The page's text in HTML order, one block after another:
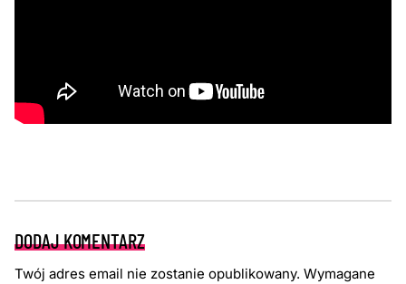
DODAJ KOMENTARZ
Twój adres email nie zostanie opublikowany. Wymagane